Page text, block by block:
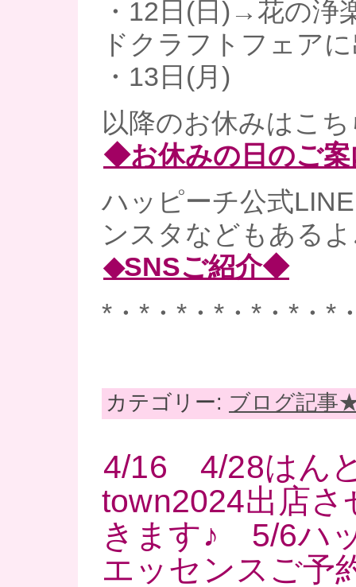
・12日(日)→花の浄
ドクラフトフェア
・13日(月)
以降のお休みはこ
◆お休みの日のご
ハッピーチ公式
ンスタなどもある
◆SNSご紹介◆
*・*・*・*・*・*・*
カテゴリー: ブログ記事
4/16 4/28はん
town2024出店
きます♪ 5/6ハ
エッセンスご予